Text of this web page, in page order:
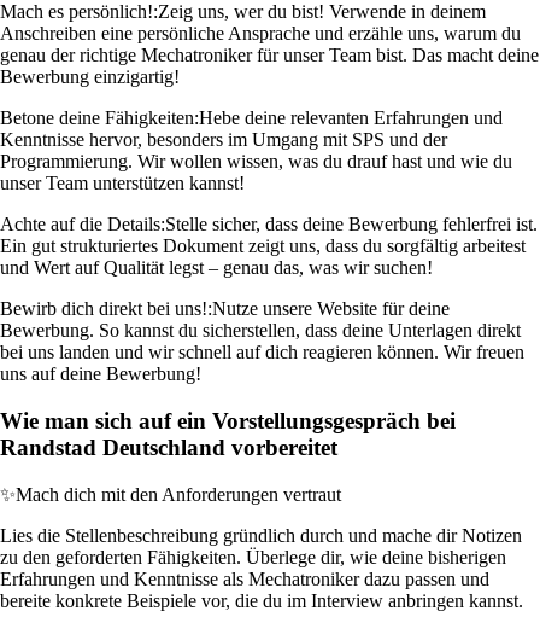
Mach es persönlich!:Zeig uns, wer du bist! Verwende in deinem
Anschreiben eine persönliche Ansprache und erzähle uns, warum du
genau der richtige Mechatroniker für unser Team bist. Das macht deine
Bewerbung einzigartig!
Betone deine Fähigkeiten:Hebe deine relevanten Erfahrungen und
Kenntnisse hervor, besonders im Umgang mit SPS und der
Programmierung. Wir wollen wissen, was du drauf hast und wie du
unser Team unterstützen kannst!
Achte auf die Details:Stelle sicher, dass deine Bewerbung fehlerfrei ist.
Ein gut strukturiertes Dokument zeigt uns, dass du sorgfältig arbeitest
und Wert auf Qualität legst – genau das, was wir suchen!
Bewirb dich direkt bei uns!:Nutze unsere Website für deine
Bewerbung. So kannst du sicherstellen, dass deine Unterlagen direkt
bei uns landen und wir schnell auf dich reagieren können. Wir freuen
uns auf deine Bewerbung!
Wie man sich auf ein Vorstellungsgespräch bei
Randstad Deutschland vorbereitet
✨Mach dich mit den Anforderungen vertraut
Lies die Stellenbeschreibung gründlich durch und mache dir Notizen
zu den geforderten Fähigkeiten. Überlege dir, wie deine bisherigen
Erfahrungen und Kenntnisse als Mechatroniker dazu passen und
bereite konkrete Beispiele vor, die du im Interview anbringen kannst.